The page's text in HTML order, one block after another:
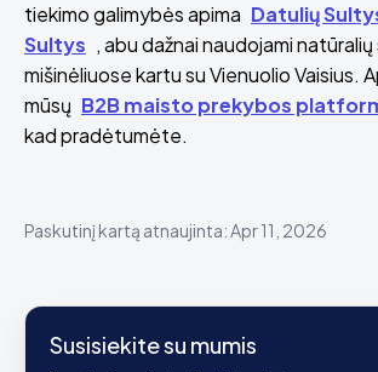
tiekimo galimybės apima Datulių
Sultys , abu dažnai naudojami natūralių
mišinėliuose kartu su Vienuolio Vaisius.
mūsų B2B maisto prekybos
kad pradėtumėte.
Paskutinį kartą atnaujinta: Apr 11, 2026
Susisiekite su mumis